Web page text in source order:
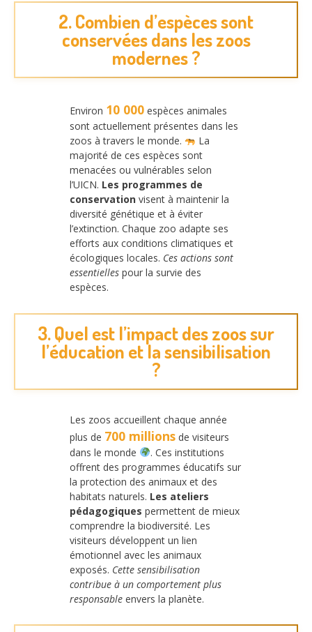
2. Combien d’espèces sont
conservées dans les zoos
modernes ?
Environ 10 000 espèces animales
sont actuellement présentes dans les
zoos à travers le monde.
La
majorité de ces espèces sont
menacées ou vulnérables selon
l’UICN. Les programmes de
conservation visent à maintenir la
diversité génétique et à éviter
l’extinction. Chaque zoo adapte ses
efforts aux conditions climatiques et
écologiques locales. Ces actions sont
essentielles pour la survie des
espèces.
3. Quel est l’impact des zoos sur
l’éducation et la sensibilisation
?
Les zoos accueillent chaque année
plus de 700 millions de visiteurs
dans le monde
. Ces institutions
offrent des programmes éducatifs sur
la protection des animaux et des
habitats naturels. Les ateliers
pédagogiques permettent de mieux
comprendre la biodiversité. Les
visiteurs développent un lien
émotionnel avec les animaux
exposés. Cette sensibilisation
contribue à un comportement plus
responsable envers la planète.